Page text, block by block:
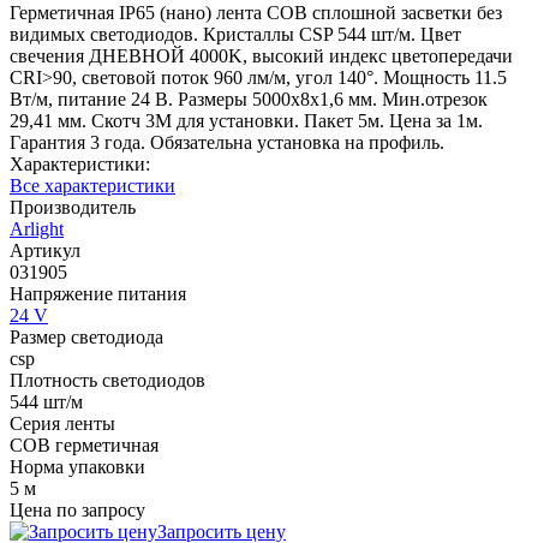
Герметичная IP65 (нано) лента COB сплошной засветки без
видимых светодиодов. Кристаллы CSP 544 шт/м. Цвет
свечения ДНЕВНОЙ 4000K, высокий индекс цветопередачи
CRI>90, световой поток 960 лм/м, угол 140°. Мощность 11.5
Вт/м, питание 24 В. Размеры 5000х8х1,6 мм. Мин.отрезок
29,41 мм. Скотч 3М для установки. Пакет 5м. Цена за 1м.
Гарантия 3 года. Обязательна установка на профиль.
Характеристики:
Все характеристики
Производитель
Arlight
Артикул
031905
Напряжение питания
24 V
Размер светодиода
csp
Плотность светодиодов
544 шт/м
Серия ленты
COB герметичная
Норма упаковки
5 м
Цена по запросу
Запросить цену